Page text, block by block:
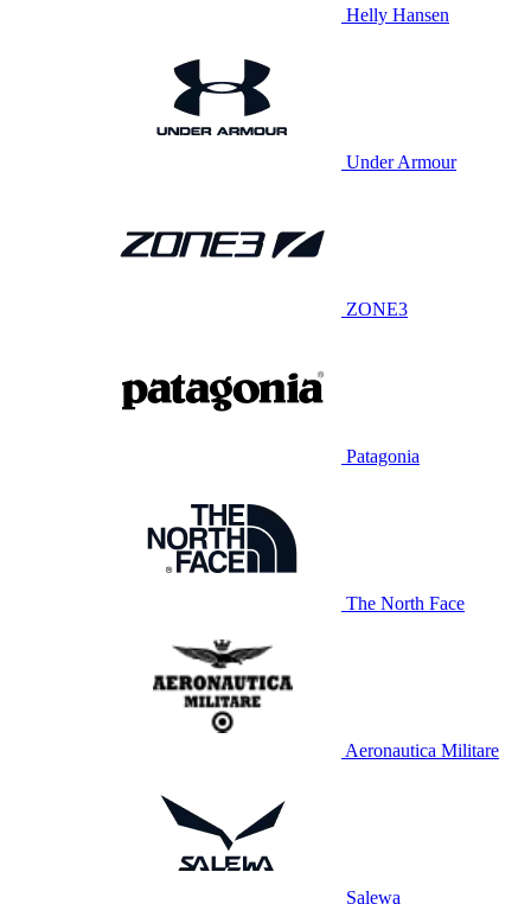
Helly Hansen
Under Armour
ZONE3
Patagonia
The North Face
Aeronautica Militare
Salewa